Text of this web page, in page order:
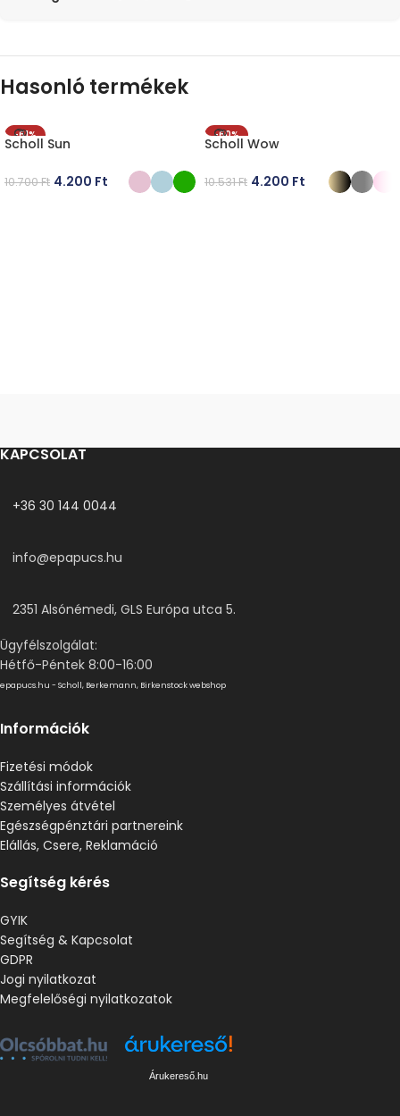
Hasonló termékek
-61%
Scholl Sun
10.700Ft 4.200 Ft
-60%
Scholl Wow
10.531Ft 4.200 Ft
KAPCSOLAT
+36 30 144 0044
info@epapucs.hu
2351 Alsónémedi, GLS Európa utca 5.
Ügyfélszolgálat:
Hétfő-Péntek 8:00-16:00
epapucs.hu - Scholl, Berkemann, Birkenstock webshop
Információk
Fizetési módok
Szállítási információk
Személyes átvétel
Egészségpénztári partnereink
Elállás, Csere, Reklamáció
Segítség kérés
GYIK
Segítség & Kapcsolat
GDPR
Jogi nyilatkozat
Megfelelőségi nyilatkozatok
Árukereső.hu